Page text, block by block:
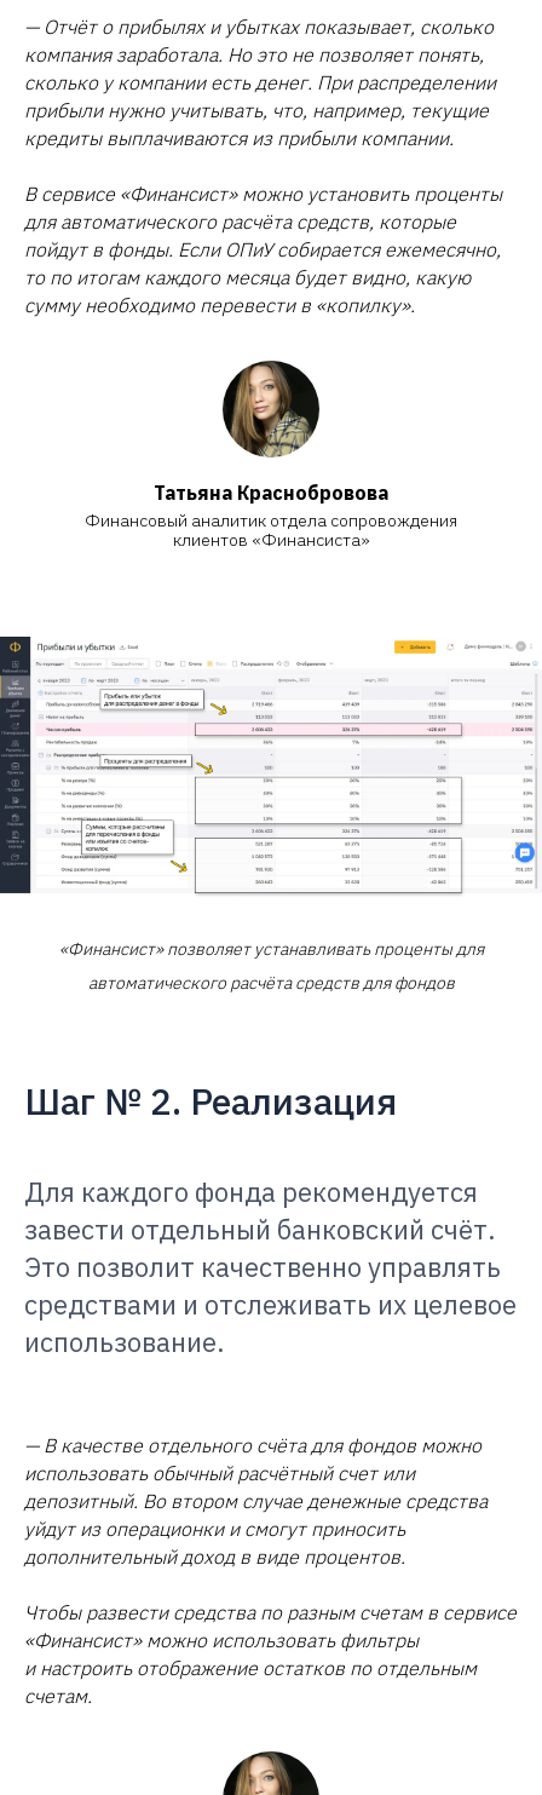
— Отчёт о прибылях и убытках показывает, сколько
компания заработала. Но это не позволяет понять,
сколько у компании есть денег. При распределении
прибыли нужно учитывать, что, например, текущие
кредиты выплачиваются из прибыли компании.
В сервисе «Финансист» можно установить проценты
для автоматического расчёта средств, которые
пойдут в фонды. Если ОПиУ собирается ежемесячно,
то по итогам каждого месяца будет видно, какую
сумму необходимо перевести в «копилку».
Татьяна Красноброво ва
Финансовый аналитик отдела сопровождения
клиентов «Финансиста»
«Финансист» позволяет устанавливать проценты для
автоматического расчёта средств для фондов
Шаг № 2. Реализация
Для каждого фонда рекомендуется
завести отдельный банковский счёт.
Это позволит качественно управлять
средствами и отслеживать их целевое
использование.
— В качестве отдельного счёта для фондов можно
использовать обычный расчётный счет или
депозитный. Во втором случае денежные средства
уйдут из операционки и смогут приносить
дополнительный доход в виде процентов.
Чтобы развести средства по разным счетам в сервисе
«Финансист» можно использовать фильтры
и настроить отображение остатков по отдельным
счетам.